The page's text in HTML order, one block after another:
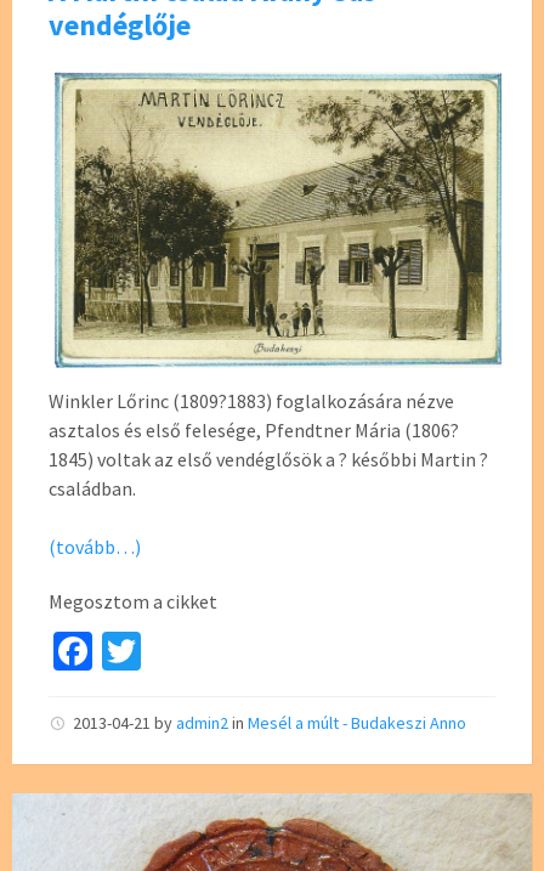
vendéglője
Winkler Lőrinc (1809?1883) foglalkozására nézve
asztalos és első felesége, Pfendtner Mária (1806?
1845) voltak az első vendéglősök a ? későbbi Martin ?
családban.
(tovább…)
Megosztom a cikket
Fa
b
o
o
k
tt
er
2013-04-21 byadmin2in Mesél a múlt - Budakeszi Anno